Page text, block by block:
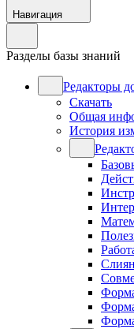
Навигация
Разделы базы знаний
Редакторы
Скачать
Общая
История